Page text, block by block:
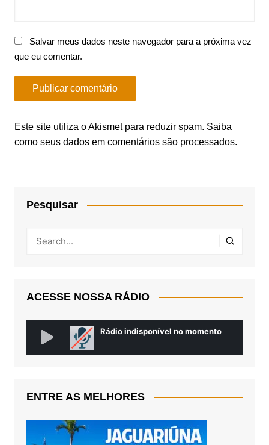
Salvar meus dados neste navegador para a próxima vez
que eu comentar.
Este site utiliza o Akismet para reduzir spam. Saiba
como seus dados em comentários são processados.
Pesquisar
ACESSE NOSSA RÁDIO
ENTRE AS MELHORES